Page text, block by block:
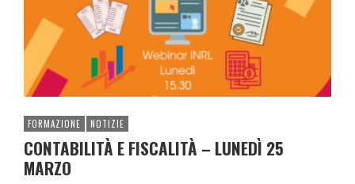
FORMAZIONE NOTIZIE
CONTABILITÀ E FISCALITÀ – LUNEDÌ 25
MARZO